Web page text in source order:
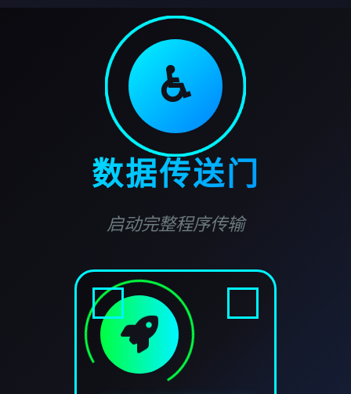
♿
数据传送门
启动完整程序传输